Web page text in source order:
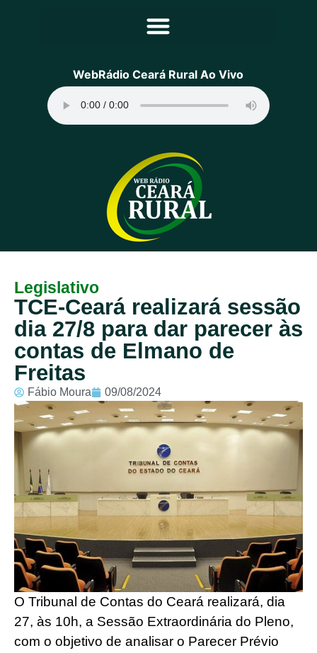
Principal
Programação
Equipe
Contato
Sobre
WebRádio Ceará Rural Ao Vivo
Legislativo
TCE-Ceará realizará sessão
dia 27/8 para dar parecer às
contas de Elmano de
Freitas
Fábio Moura 09/08/2024
O Tribunal de Contas do Ceará realizará, dia
27, às 10h, a Sessão Extraordinária do Pleno,
com o objetivo de analisar o Parecer Prévio